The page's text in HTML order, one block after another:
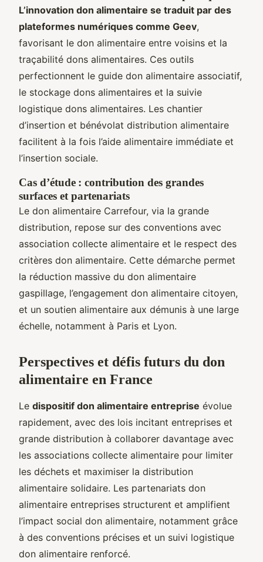
L’innovation don alimentaire se traduit par des
plateformes numériques comme Geev,
favorisant le don alimentaire entre voisins et la
traçabilité dons alimentaires. Ces outils
perfectionnent le guide don alimentaire associatif,
le stockage dons alimentaires et la suivie
logistique dons alimentaires. Les chantier
d’insertion et bénévolat distribution alimentaire
facilitent à la fois l’aide alimentaire immédiate et
l’insertion sociale.
Cas d’étude : contribution des grandes
surfaces et partenariats
Le don alimentaire Carrefour, via la grande
distribution, repose sur des conventions avec
association collecte alimentaire et le respect des
critères don alimentaire. Cette démarche permet
la réduction massive du don alimentaire
gaspillage, l’engagement don alimentaire citoyen,
et un soutien alimentaire aux démunis à une large
échelle, notamment à Paris et Lyon.
Perspectives et défis futurs du don
alimentaire en France
Le dispositif don alimentaire entreprise évolue
rapidement, avec des lois incitant entreprises et
grande distribution à collaborer davantage avec
les associations collecte alimentaire pour limiter
les déchets et maximiser la distribution
alimentaire solidaire. Les partenariats don
alimentaire entreprises structurent et amplifient
l’impact social don alimentaire, notamment grâce
à des conventions précises et un suivi logistique
don alimentaire renforcé.